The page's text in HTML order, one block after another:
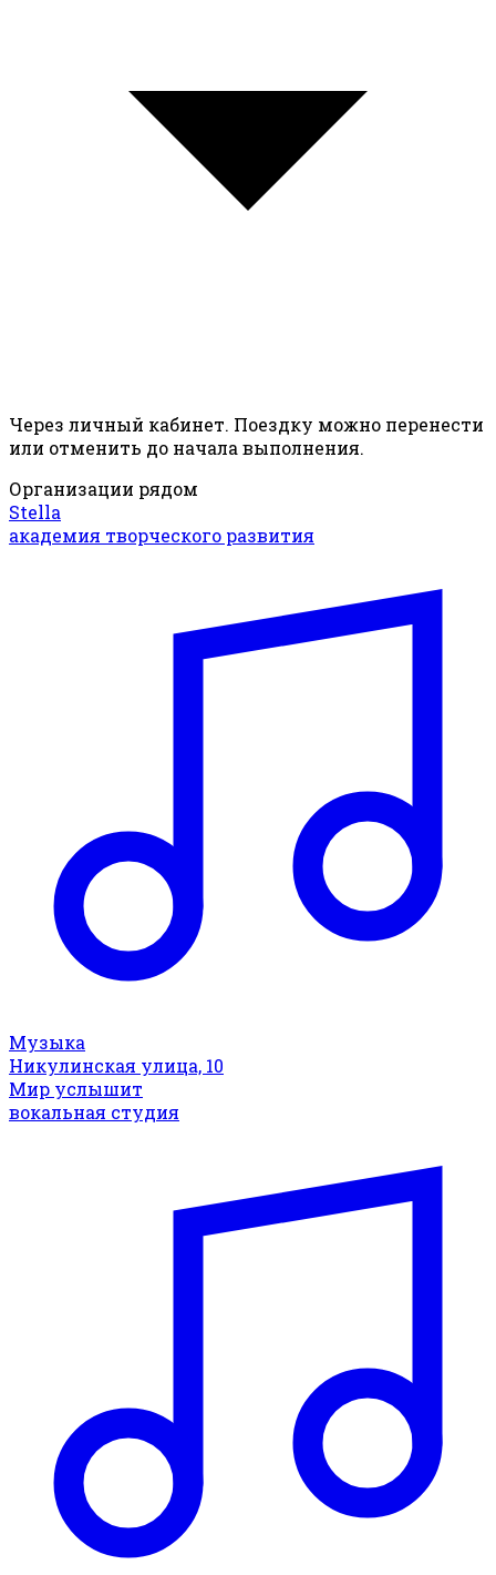
Через личный кабинет. Поездку можно перенести
или отменить до начала выполнения.
Организации рядом
Stella
академия творческого развития
Музыка
Никулинская улица, 10
Мир услышит
вокальная студия